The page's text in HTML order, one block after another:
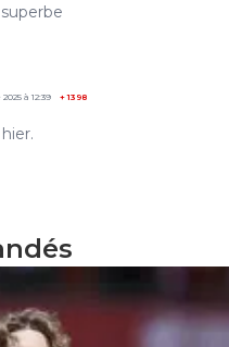
à 12:39 +1398